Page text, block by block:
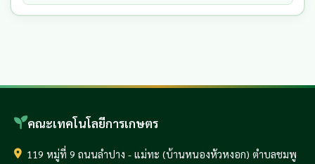
คณะเทคโนโลยีการเกษตร
119 หมู่ที่ 9 ถนนลำปาง - แม่ทะ (บ้านหนองหัวหงอก) ตำบลชมพู